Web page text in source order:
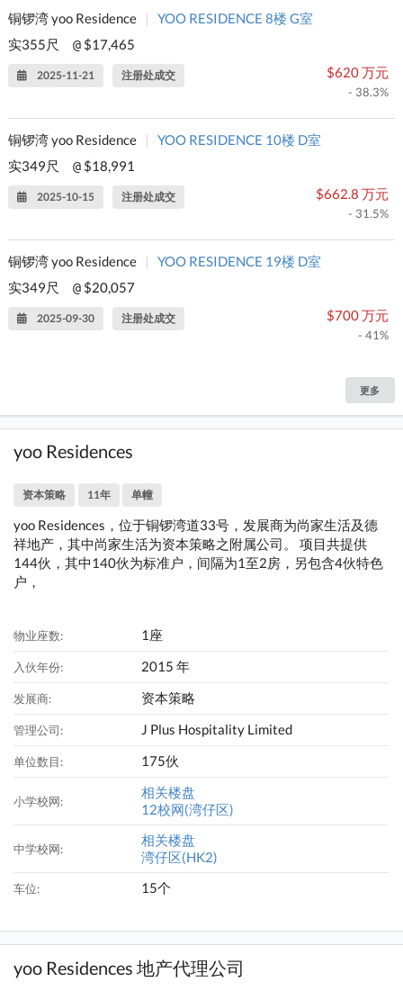
铜锣湾 yoo Residence |
YOO RESIDENCE 8楼 G室
实355尺
@ $17,465
2025-11-21 注册处成交 $620 万元
- 38.3%
铜锣湾 yoo Residence |
YOO RESIDENCE 10楼 D室
实349尺
@ $18,991
2025-10-15 注册处成交 $662.8 万元
- 31.5%
铜锣湾 yoo Residence |
YOO RESIDENCE 19楼 D室
实349尺
@ $20,057
2025-09-30 注册处成交 $700 万元
- 41%
更多
yoo Residences
资本策略 11年 单幢
yoo Residences，位于铜锣湾道33号，发展商为尚家生活及德
祥地产，其中尚家生活为资本策略之附属公司。 项目共提供
144伙，其中140伙为标准户，间隔为1至2房，另包含4伙特色
户，
物业座数: 1座
入伙年份: 2015 年
发展商: 资本策略
管理公司: J Plus Hospitality Limited
单位数目: 175伙
小学校网:
相关楼盘
12校网(湾仔区)
中学校网:
相关楼盘
湾仔区(HK2)
车位: 15个
yoo Residences 地产代理公司